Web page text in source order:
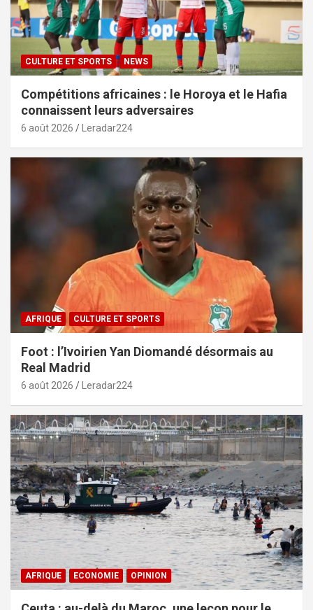
CULTURE ET SPORTS NEWS
Compétitions africaines : le Horoya et le Hafia
connaissent leurs adversaires
6 août 2026 Leradar224
AFRIQUE CULTURE ET SPORTS
Foot : l’Ivoirien Yan Diomandé désormais au
Real Madrid
6 août 2026 Leradar224
AFRIQUE ECONOMIE OPINION